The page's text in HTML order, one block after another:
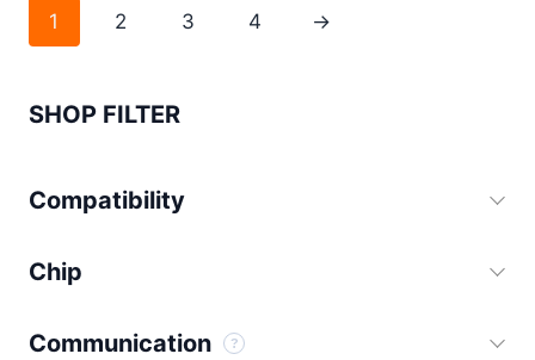
mehrere
Die
auf
werden
1 2 3 4 →
SHOP FILTER
Compatibility
Chip
Communication